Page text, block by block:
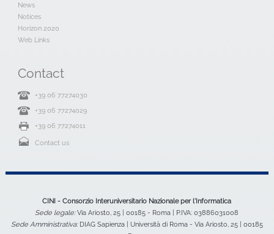
News
Notices
Horizon 2020
Web Links
Contact
+39 06 77274030
+39 06 77274029
+39 06 77274011
Contact us
CINI - Consorzio Interuniversitario Nazionale per l'Informatica
Sede legale:Via Ariosto, 25 | 00185 - Roma | P.IVA: 03886031008
Sede Amministrativa:DIAG Sapienza | Università di Roma - Via Ariosto, 25 | 00185